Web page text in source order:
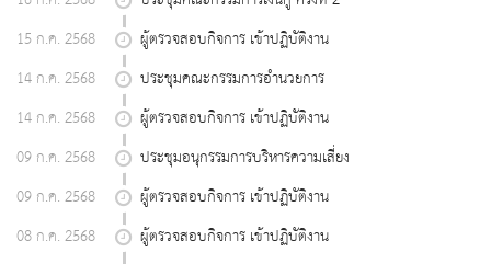
15 ก.ค. 2568
ผู้ตรวจสอบกิจการ เข้าปฏิบัติงาน
14 ก.ค. 2568
ประชุมคณะกรรมการอำนวยการ
14 ก.ค. 2568
ผู้ตรวจสอบกิจการ เข้าปฏิบัติงาน
09 ก.ค. 2568
ประชุมอนุกรรมการบริหารความเสี่ยง
09 ก.ค. 2568
ผู้ตรวจสอบกิจการ เข้าปฏิบัติงาน
08 ก.ค. 2568
ผู้ตรวจสอบกิจการ เข้าปฏิบัติงาน